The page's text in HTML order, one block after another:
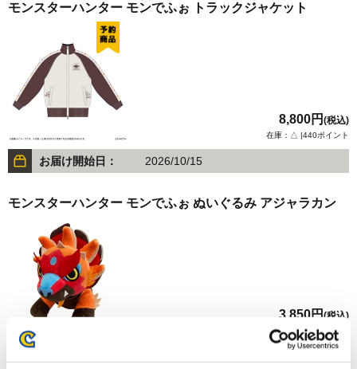
モンスターハンター モンでふぉ トラックジャケット
8,800円 (税込)
在庫：△ |440ポイント
お届け開始日： 2026/10/15
モンスターハンター モンでふぉ ぬいぐるみ アジャラカン
3,850円(税込)
在庫：○ |192ポイント